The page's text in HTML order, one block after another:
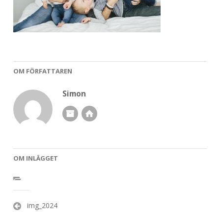
OM FÖRFATTAREN
Simon
OM INLÄGGET
Inläggsnavigering
img_2024